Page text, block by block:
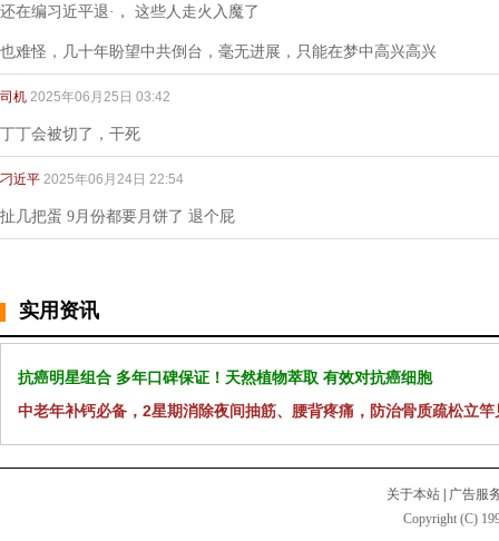
还在编习近平退·， 这些人走火入魔了
也难怪，几十年盼望中共倒台，毫无进展，只能在梦中高兴高兴
司机 2025年06月25日 03:42
丁丁会被切了，干死
刁近平 2025年06月24日 22:54
扯几把蛋 9月份都要月饼了 退个屁
实用资讯
抗癌明星组合 多年口碑保证！天然植物萃取 有效对抗癌细胞
中老年补钙必备，2星期消除夜间抽筋、腰背疼痛，防治骨质疏松立竿
关于本站
广告服
Copyright (C)